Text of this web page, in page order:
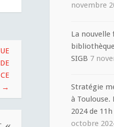
→
novembre
La nouvelle
SIGB 7
Stratégie
à Toulouse.
2024 de
octobre